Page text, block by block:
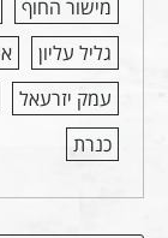
מישור החוף
גליל עליון
עמק יזרעאל
כנרת